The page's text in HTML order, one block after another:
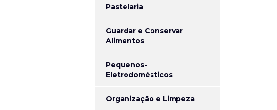
Pastelaria
Guardar e Conservar
Alimentos
Pequenos-
Eletrodomésticos
Organização e Limpeza